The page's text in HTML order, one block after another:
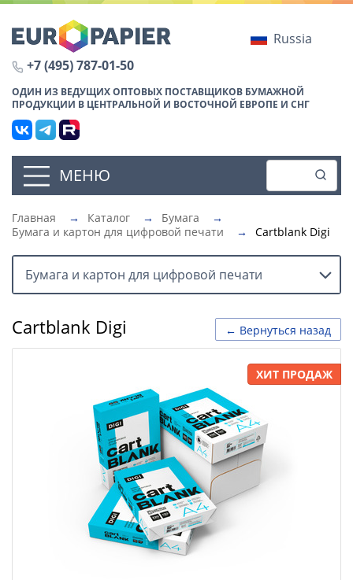
Russia
+7 (495) 787-01-50
ОДИН ИЗ ВЕДУЩИХ ОПТОВЫХ ПОСТАВЩИКОВ БУМАЖНОЙ
ПРОДУКЦИИ В ЦЕНТРАЛЬНОЙ И ВОСТОЧНОЙ ЕВРОПЕ И СНГ
МЕНЮ
Главная → Каталог → Бумага
→
Бумага и картон для цифровой печати
→ Cartblank Digi
Бумага и картон для цифровой печати
← Вернуться назад
Cartblank Digi
ХИТ ПРОДАЖ